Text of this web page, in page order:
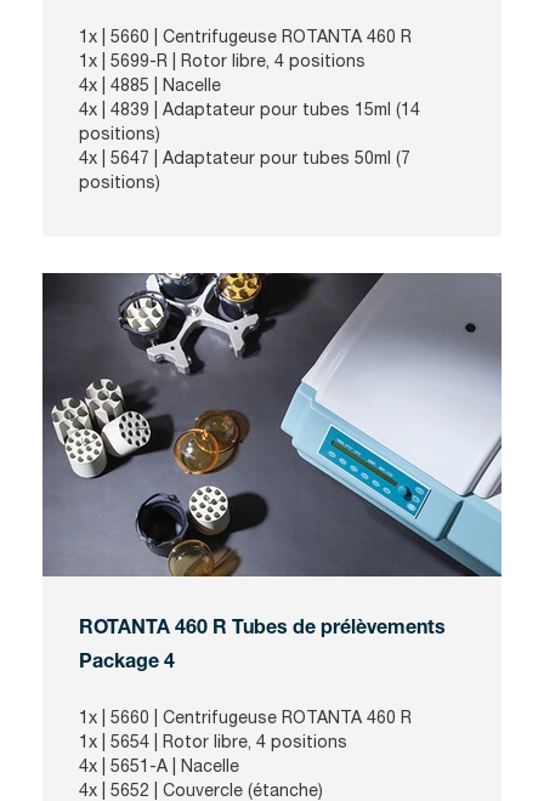
1x | 5660 | Centrifugeuse ROTANTA 460 R
1x | 5699-R | Rotor libre, 4 positions
4x | 4885 | Nacelle
4x | 4839 | Adaptateur pour tubes 15ml (14
positions)
4x | 5647 | Adaptateur pour tubes 50ml (7
positions)
ROTANTA 460 R Tubes de prélèvements
Package 4
1x | 5660 | Centrifugeuse ROTANTA 460 R
1x | 5654 | Rotor libre, 4 positions
4x | 5651-A | Nacelle
4x | 5652 | Couvercle (étanche)